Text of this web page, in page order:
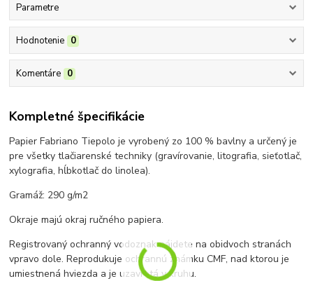
Parametre
Hodnotenie 0
Komentáre 0
Kompletné špecifikácie
Papier Fabriano Tiepolo je vyrobený zo 100 % bavlny a určený je
pre všetky tlačiarenské techniky (gravírovanie, litografia, sieťotlač,
xylografia, hĺbkotlač do linolea).
Gramáž: 290 g/m2
Okraje majú okraj ručného papiera.
Registrovaný ochranný vodoznak nájdete na obidvoch stranách
vpravo dole.Reprodukuje ochrannú známku CMF, nad ktorou je
umiestnená hviezda a je uzavretá v kruhu.